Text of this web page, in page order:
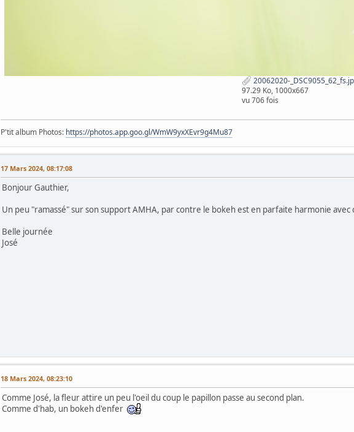
20062020-
97.29 Ko, 1000x667
vu 706 fois
P'tit album Photos: https://photos.app.goo.gl/WmW9yxXEvr9g4Mu87
17 Mars 2024, 08:17:08
Bonjour Gauthier,
Un peu "ramassé" sur son support AMHA, par contre le bokeh est en parfaite harmonie avec
Belle journée
José
18 Mars 2024, 08:23:10
Comme José, la fleur attire un peu l'oeil du coup le papillon passe au second plan.
Comme d'hab, un bokeh d'enfer